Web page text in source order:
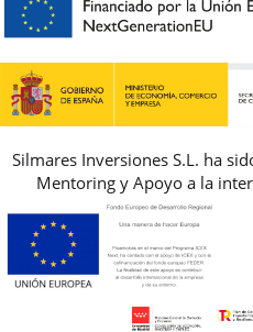
AVISO LEGAL, PRIVACIDAD Y COOKIES
REBAJAS
PREGUNTAS FRECUENTES
Silmares Inversiones S.L. ha
Mentoring y Apoyo a la